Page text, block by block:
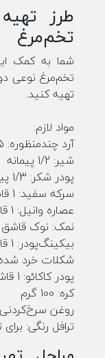
طرز
تخم‌مرغ
شما به کمک
تخم‌مرغ نوعی
تهیه کنید.
مواد لازم:
آرد چندمنظوره: 1.5 پیمانه
شیر: 1/2 پیمانه
پودر شکر: 1/3 پیمانه
سرکه سفید: 1 قاشق غذاخوری
عصاره وانیل: 1 قاشق غذاخوری
نمک: نوک
بیکینگ‌پودر: 1 قاشق غذاخوری
شکلات خرد شده: 3 قاشق
پودر کاکائو: 1 قاشق غذاخوری
کره: 100 گرم
روغن
ترافل رنگی: